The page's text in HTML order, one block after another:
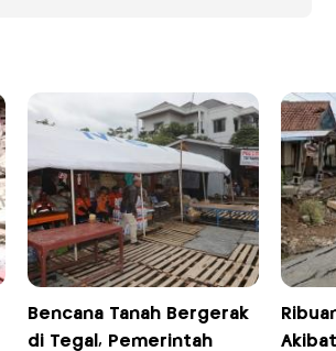
Bencana Tanah Bergerak
di Tegal, Pemerintah